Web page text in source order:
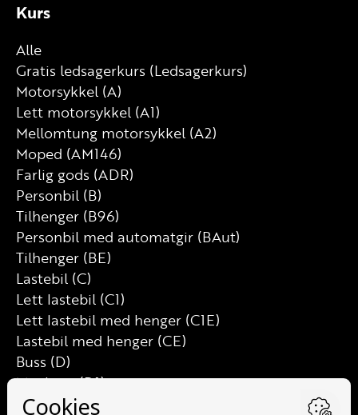
Kurs
Alle
Gratis ledsagerkurs (Ledsagerkurs)
Motorsykkel (A)
Lett motorsykkel (A1)
Mellomtung motorsykkel (A2)
Moped (AM146)
Farlig gods (ADR)
Personbil (B)
Tilhenger (B96)
Personbil med automatgir (BAut)
Tilhenger (BE)
Lastebil (C)
Lett lastebil (C1)
Lett lastebil med henger (C1E)
Lastebil med henger (CE)
Buss (D)
Minibuss (D1)
Minibuss med henger (D1E)